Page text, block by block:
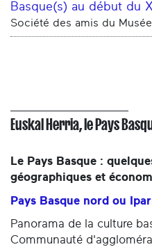
Basque(s) au début du
Société des amis du
Euskal Herria, le Pays
Le Pays Basque :
géographiques et
Pays Basque nord ou
Panorama de la culture
Communauté